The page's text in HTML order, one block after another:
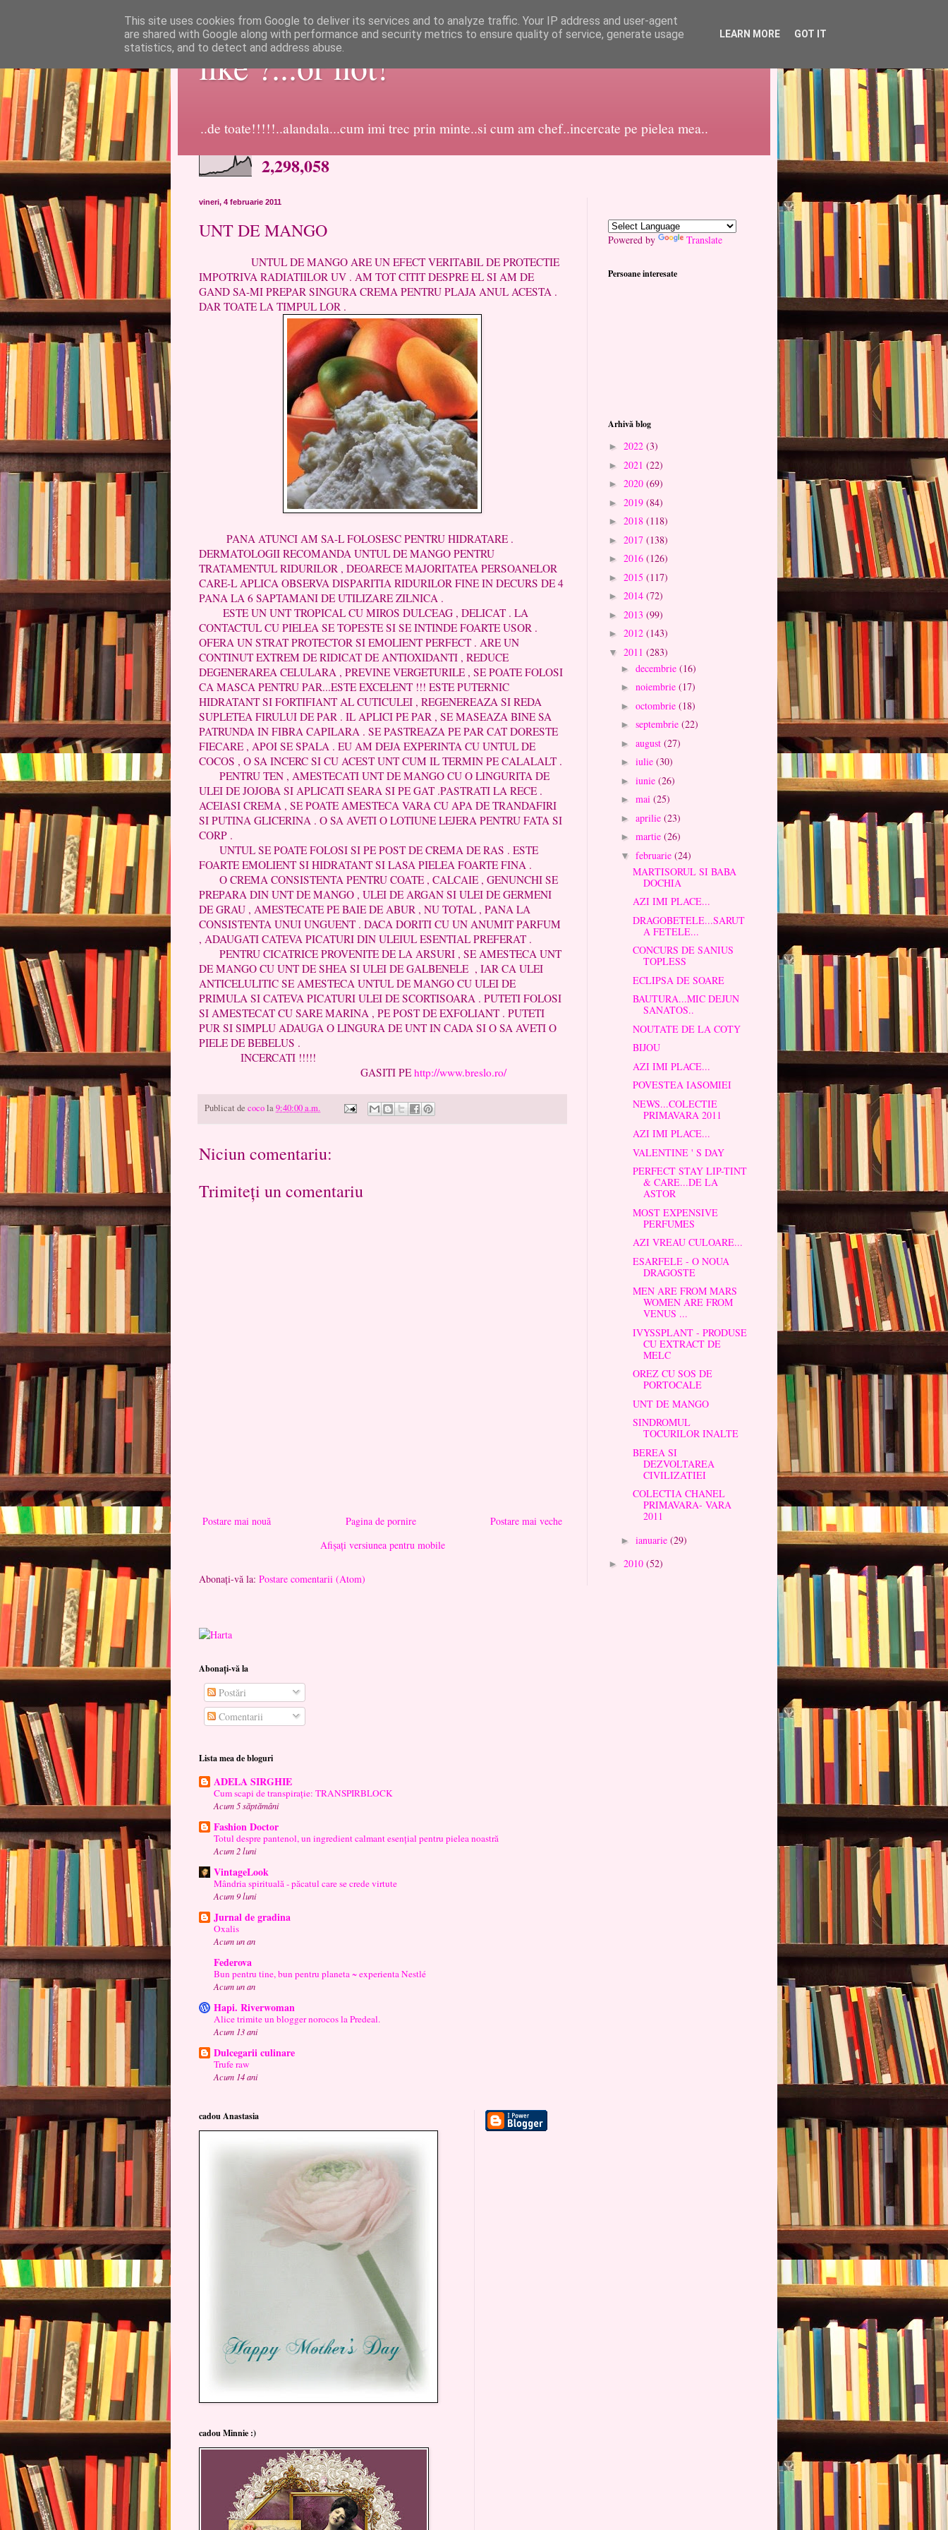
like ?...or not!
..de toate!!!!!..alandala...cum imi trec prin minte..si cum am chef..incercate pe pielea mea..
2,298,058
vineri, 4 februarie 2011
UNT DE MANGO
UNTUL DE MANGO ARE UN EFECT VERITABIL DE PROTECTIE
IMPOTRIVA RADIATIILOR UV . AM TOT CITIT DESPRE EL SI AM DE
GAND SA-MI PREPAR SINGURA CREMA PENTRU PLAJA ANUL ACESTA .
DAR TOATE LA TIMPUL LOR .
PANA ATUNCI AM SA-L FOLOSESC PENTRU HIDRATARE .
DERMATOLOGII RECOMANDA UNTUL DE MANGO PENTRU
TRATAMENTUL RIDURILOR , DEOARECE MAJORITATEA PERSOANELOR
CARE-L APLICA OBSERVA DISPARITIA RIDURILOR FINE IN DECURS DE 4
PANA LA 6 SAPTAMANI DE UTILIZARE ZILNICA .
ESTE UN UNT TROPICAL CU MIROS DULCEAG , DELICAT . LA
CONTACTUL CU PIELEA SE TOPESTE SI SE INTINDE FOARTE USOR .
OFERA UN STRAT PROTECTOR SI EMOLIENT PERFECT . ARE UN
CONTINUT EXTREM DE RIDICAT DE ANTIOXIDANTI , REDUCE
DEGENERAREA CELULARA , PREVINE VERGETURILE , SE POATE FOLOSI
CA MASCA PENTRU PAR...ESTE EXCELENT !!! ESTE PUTERNIC
HIDRATANT SI FORTIFIANT AL CUTICULEI , REGENEREAZA SI REDA
SUPLETEA FIRULUI DE PAR . IL APLICI PE PAR , SE MASEAZA BINE SA
PATRUNDA IN FIBRA CAPILARA . SE PASTREAZA PE PAR CAT DORESTE
FIECARE , APOI SE SPALA . EU AM DEJA EXPERINTA CU UNTUL DE
COCOS , O SA INCERC SI CU ACEST UNT CUM IL TERMIN PE CALALALT .
PENTRU TEN , AMESTECATI UNT DE MANGO CU O LINGURITA DE
ULEI DE JOJOBA SI APLICATI SEARA SI PE GAT .PASTRATI LA RECE .
ACEIASI CREMA , SE POATE AMESTECA VARA CU APA DE TRANDAFIRI
SI PUTINA GLICERINA . O SA AVETI O LOTIUNE LEJERA PENTRU FATA SI
CORP .
UNTUL SE POATE FOLOSI SI PE POST DE CREMA DE RAS . ESTE
FOARTE EMOLIENT SI HIDRATANT SI LASA PIELEA FOARTE FINA .
O CREMA CONSISTENTA PENTRU COATE , CALCAIE , GENUNCHI SE
PREPARA DIN UNT DE MANGO , ULEI DE ARGAN SI ULEI DE GERMENI
DE GRAU , AMESTECATE PE BAIE DE ABUR , NU TOTAL , PANA LA
CONSISTENTA UNUI UNGUENT . DACA DORITI CU UN ANUMIT PARFUM
, ADAUGATI CATEVA PICATURI DIN ULEIUL ESENTIAL PREFERAT .
PENTRU CICATRICE PROVENITE DE LA ARSURI , SE AMESTECA UNT
DE MANGO CU UNT DE SHEA SI ULEI DE GALBENELE , IAR CA ULEI
ANTICELULITIC SE AMESTECA UNTUL DE MANGO CU ULEI DE
PRIMULA SI CATEVA PICATURI ULEI DE SCORTISOARA . PUTETI FOLOSI
SI AMESTECAT CU SARE MARINA , PE POST DE EXFOLIANT . PUTETI
PUR SI SIMPLU ADAUGA O LINGURA DE UNT IN CADA SI O SA AVETI O
PIELE DE BEBELUS .
INCERCATI !!!!!
GASITI PE http://www.breslo.ro/
Publicat de cocola9:40:00 a.m.
Niciun comentariu:
Trimiteți un comentariu
Postare mai nouă Postare mai veche
Pagina de pornire
Afișați versiunea pentru mobile
Abonați-vă la: Postare comentarii (Atom)
Powered by Translate
Persoane interesate
Arhivă blog
► 2022 (3)
► 2021 (22)
► 2020 (69)
► 2019 (84)
► 2018 (118)
► 2017 (138)
► 2016 (126)
► 2015 (117)
► 2014 (72)
► 2013 (99)
► 2012 (143)
▼ 2011 (283)
► decembrie (16)
► noiembrie (17)
► octombrie (18)
► septembrie (22)
► august (27)
► iulie (30)
► iunie (26)
► mai (25)
► aprilie (23)
► martie (26)
▼ februarie (24)
MARTISORUL SI BABA
DOCHIA
AZI IMI PLACE...
DRAGOBETELE...SARUT
A FETELE...
CONCURS DE SANIUS
TOPLESS
ECLIPSA DE SOARE
BAUTURA...MIC DEJUN
SANATOS..
NOUTATE DE LA COTY
BIJOU
AZI IMI PLACE...
POVESTEA IASOMIEI
NEWS...COLECTIE
PRIMAVARA 2011
AZI IMI PLACE...
VALENTINE ' S DAY
PERFECT STAY LIP-TINT
& CARE...DE LA
ASTOR
MOST EXPENSIVE
PERFUMES
AZI VREAU CULOARE...
ESARFELE - O NOUA
DRAGOSTE
MEN ARE FROM MARS
WOMEN ARE FROM
VENUS ...
IVYSSPLANT - PRODUSE
CU EXTRACT DE
MELC
OREZ CU SOS DE
PORTOCALE
UNT DE MANGO
SINDROMUL
TOCURILOR INALTE
BEREA SI
DEZVOLTAREA
CIVILIZATIEI
COLECTIA CHANEL
PRIMAVARA- VARA
2011
► ianuarie (29)
► 2010 (52)
Abonați-vă la
Postări
Comentarii
Lista mea de bloguri
ADELA SIRGHIE
Cum scapi de transpirație: TRANSPIRBLOCK
Acum 5 săptămâni
Fashion Doctor
Totul despre pantenol, un ingredient calmant esențial pentru pielea noastră
Acum 2 luni
VintageLook
Mândria spirituală - păcatul care se crede virtute
Acum 9 luni
Jurnal de gradina
Oxalis
Acum un an
Federova
Bun pentru tine, bun pentru planeta ~ experienta Nestlé
Acum un an
Hapi. Riverwoman
Alice trimite un blogger norocos la Predeal.
Acum 13 ani
Dulcegarii culinare
Trufe raw
Acum 14 ani
cadou Anastasia
cadou Minnie :)
This site uses cookies from Google to deliver its services and to analyze traffic. Your IP address and user-agent
are shared with Google along with performance and security metrics to ensure quality of service, generate usage
statistics, and to detect and address abuse.
LEARN MORE GOT IT